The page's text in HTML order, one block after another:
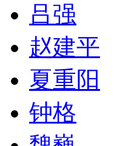
吕强
赵建平
夏重阳
钟格